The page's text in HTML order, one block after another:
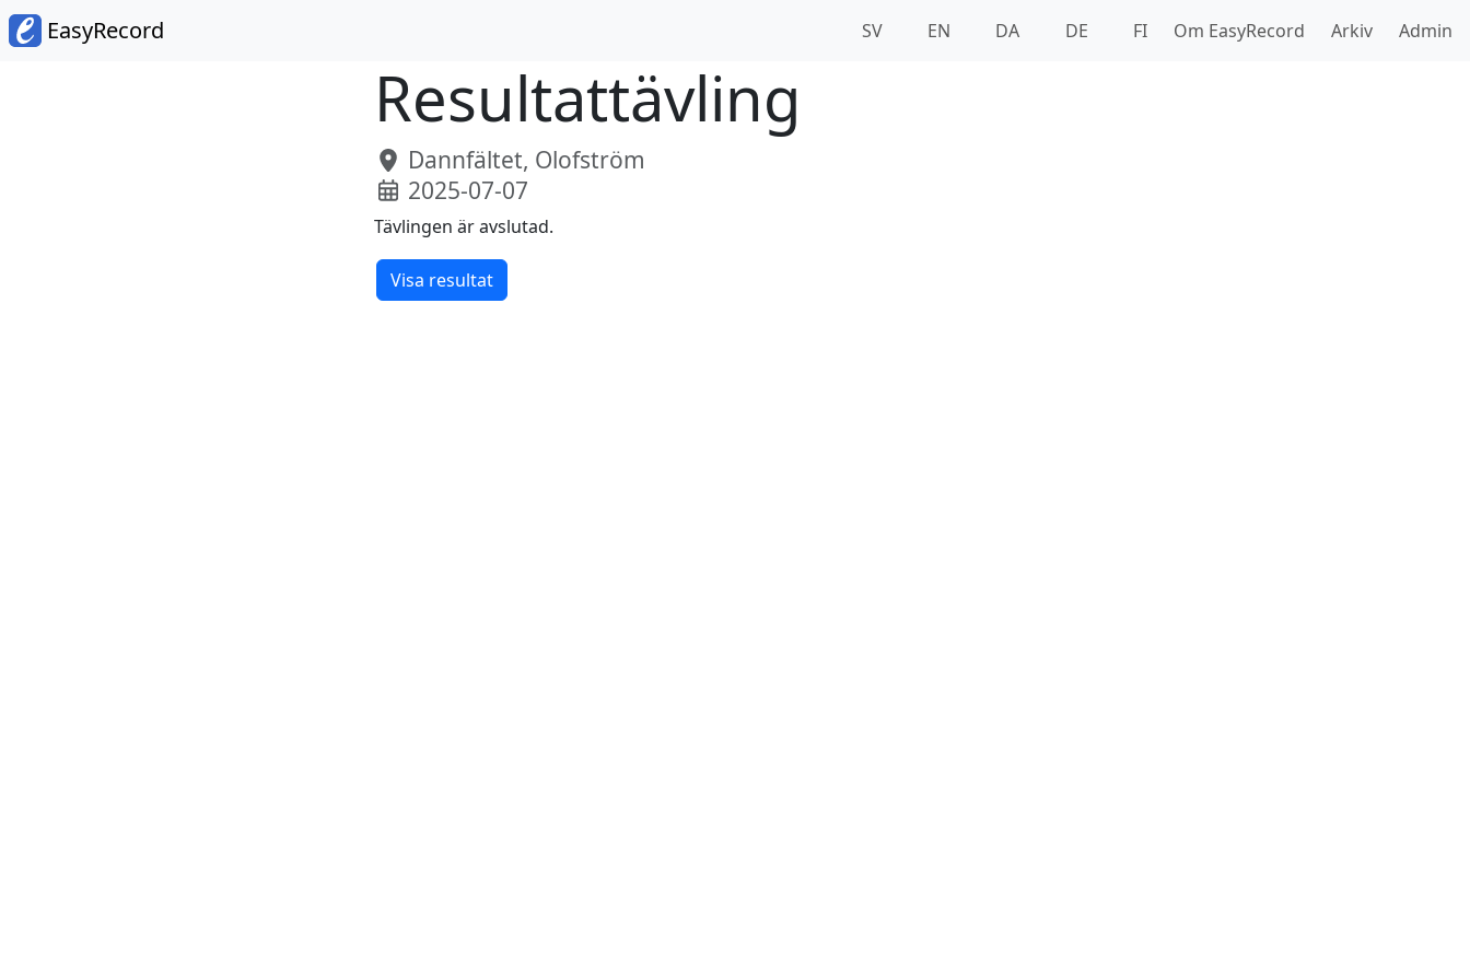
EasyRecord SV EN DA DE FI Om EasyRecord Arkiv Admin
Resultattävling
Dannfältet, Olofström
2025-07-07
Tävlingen är avslutad.
Visa resultat